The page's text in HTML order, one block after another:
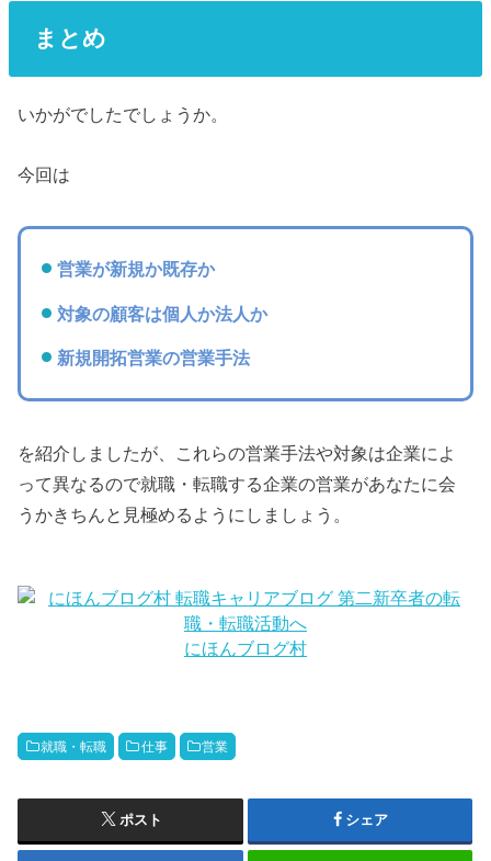
まとめ
いかがでしたでしょうか。
今回は
営業が新規か既存か
対象の顧客は個人か法人か
新規開拓営業の営業手法
を紹介しましたが、これらの営業手法や対象は企業によ
って異なるので就職・転職する企業の営業があなたに会
うかきちんと見極めるようにしましょう。
にほんブログ村
就職・転職 仕事 営業
ポスト シェア